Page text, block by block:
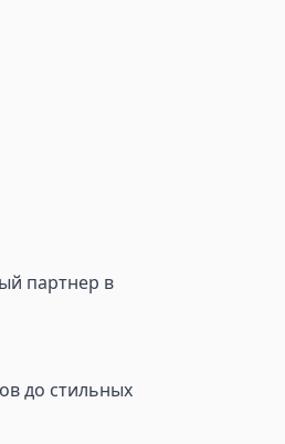
партнер в
до стильных